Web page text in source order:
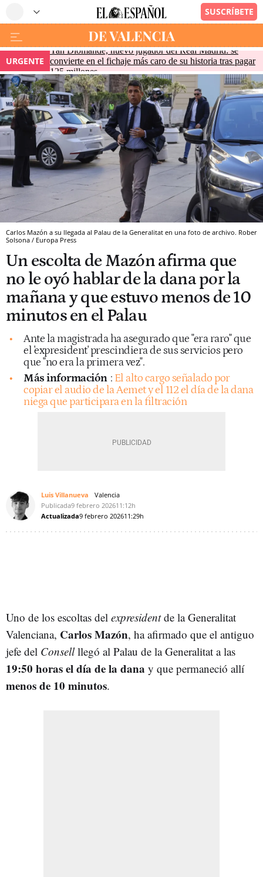
URGENTE
Yan Diomande, nuevo jugador del Real Madrid: se
convierte en el fichaje más caro de su historia tras pagar
125 millones
Carlos Mazón a su llegada al Palau de la Generalitat en una foto de archivo. Rober
Solsona / Europa Press
Un escolta de Mazón afirma que
no le oyó hablar de la dana por la
mañana y que estuvo menos de 10
minutos en el Palau
Ante la magistrada ha asegurado que "era raro" que
el 'expresident' prescindiera de sus servicios pero
que "no era la primera vez".
Más información : El alto cargo señalado por
copiar el audio de la Aemet y el 112 el día de la dana
niega que participara en la filtración
Luis Villanueva
Valencia
Publicada9 febrero 202611:12h
Actualizada9 febrero 202611:29h
Uno de los escoltas del expresidentde la Generalitat
Valenciana, Carlos Mazón, ha afirmado que el antiguo
jefe del Consellllegó al Palau de la Generalitat a las
19:50 horas el día de la dana y que permaneció allí
menos de 10 minutos.